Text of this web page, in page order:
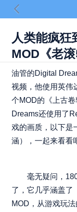
人类能疯狂
MOD《老
油管的Digital
视频，他使用英伟
个MOD的《上古
Dreams还使用了
戏的画质，以下是
涵），一起来看看
毫无疑问，
了，它几乎涵盖了
MOD，从游戏玩